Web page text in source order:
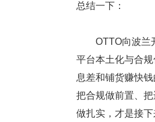
总结一下：
OTTO向波兰
平台本土化与合
息差和铺货赚快
把合规做前置、
做扎实，才是接